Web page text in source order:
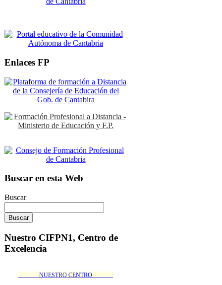
Enlaces FP
Buscar en esta Web
Buscar
Nuestro CIFPN1, Centro de
Excelencia
_______NUESTRO CENTRO_______